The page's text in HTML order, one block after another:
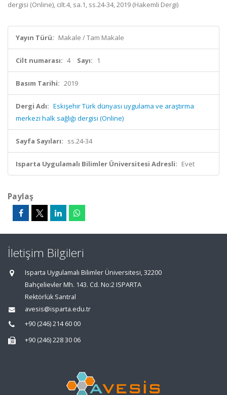
dergisi (Online), cilt.4, sa.1, ss.24-34, 2019 (Hakemli Dergi)
Yayın Türü: Makale / Tam Makale
Cilt numarası: 4 Sayı: 1
Basım Tarihi: 2019
Dergi Adı: Eskişehir Türk dünyası uygulama ve araştırma
merkezi halk sağlığı dergisi (Online)
Sayfa Sayıları: ss.24-34
Isparta Uygulamalı Bilimler Üniversitesi Adresli: Evet
Paylaş
İletişim Bilgileri
Isparta Uygulamalı Bilimler Üniversitesi, 32200
Bahçelievler Mh. 143. Cd. No:2 ISPARTA
Rektörlük Santral
avesis@isparta.edu.tr
+90 (246) 214 60 00
+90 (246) 228 30 06